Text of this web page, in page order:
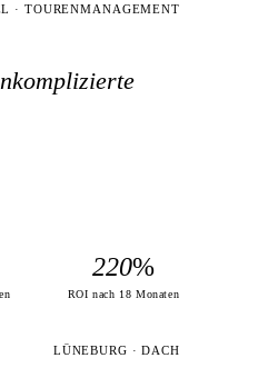
· TOURENMANAGEMENT
220%
ROI nach 18 Monaten
LÜNEBURG · DACH